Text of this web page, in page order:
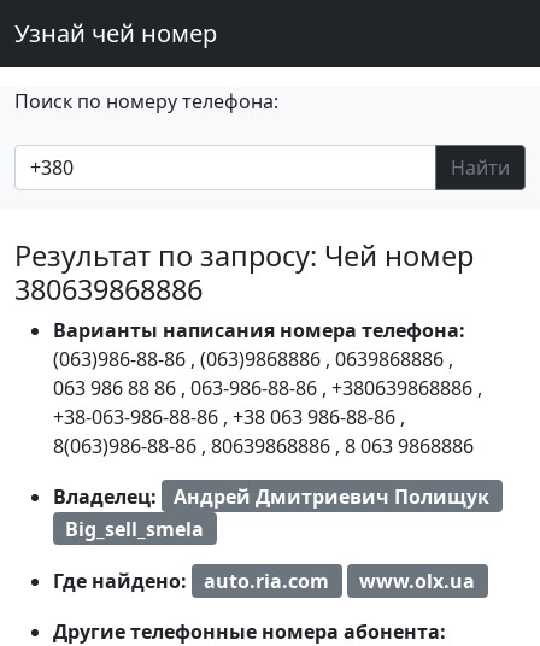
Узнай чей номер
Поиск по номеру телефона:
Найти
Результат по запросу: Чей номер
380639868886
Варианты написания номера телефона:
(063)986-88-86 , (063)9868886 , 0639868886 ,
063 986 88 86 , 063-986-88-86 , +380639868886 ,
+38-063-986-88-86 , +38 063 986-88-86 ,
8(063)986-88-86 , 80639868886 , 8 063 9868886
Владелец:
Андрей Дмитриевич Полищук
Big_sell_smela
Где найдено:
auto.ria.com
www.olx.ua
Другие телефонные номера абонента: